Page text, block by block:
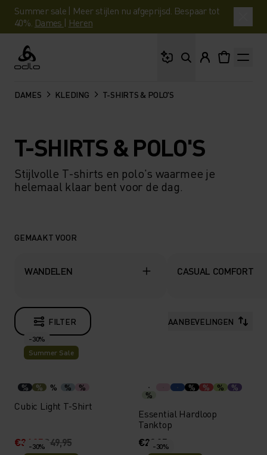
Summer sale | Meer stijlen nu afgeprijsd. Bespaar tot
40%. Dames | Heren
Odlo
DAMES KLEDING T-SHIRTS & POLO'S
T-SHIRTS & POLO'S
Stijlvolle T-shirts en polo's waarmee je
helemaal klaar bent voor de dag.
GEMAAKT VOOR
WANDELEN CASUAL COMFORT
FILTER AANBEVELINGEN
-30%
Summer Sale
% % % % %
Cubic Light T-Shirt
€34,95€49,95
% % % %
%
Essential Hardloop
Tanktop
€29,95
-30%
-30%